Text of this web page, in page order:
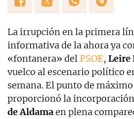
La irrupción en la primera
informativa de la ahora ya
«fontanera» del PSOE, Leire
vuelco al escenario político
semana. El punto de
proporcionó la
de Aldamaen plena